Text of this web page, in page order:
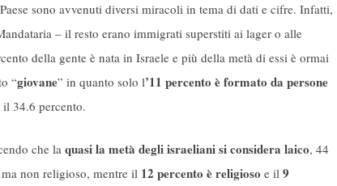
sono avvenuti diversi miracoli in tema di dati e cifre. Infatti,
– il resto erano immigrati superstiti ai lager o alle
della gente è nata in Israele e più della metà di essi è ormai
“giovane” in quanto solo l’11 percento è formato da persone
34.6 percento.
che la quasi la metà degli israeliani si considera laico, 44
non religioso, mentre il 12 percento è religioso e il 9